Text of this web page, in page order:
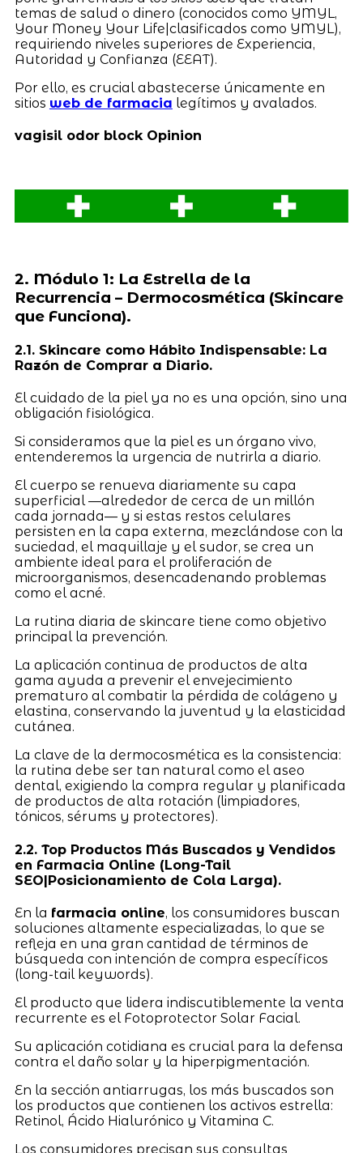
temas de salud o dinero (conocidos como YMYL,
Your Money Your Life|clasificados como YMYL),
requiriendo niveles superiores de Experiencia,
Autoridad y Confianza (EEAT).
Por ello, es crucial abastecerse únicamente en
sitios web de farmacia legítimos y avalados.
vagisil odor block Opinion
2. Módulo 1: La Estrella de la
Recurrencia – Dermocosmética (Skincare
que Funciona).
2.1. Skincare como Hábito Indispensable: La
Razón de Comprar a Diario.
El cuidado de la piel ya no es una opción, sino una
obligación fisiológica.
Si consideramos que la piel es un órgano vivo,
entenderemos la urgencia de nutrirla a diario.
El cuerpo se renueva diariamente su capa
superficial —alrededor de cerca de un millón
cada jornada— y si estas restos celulares
persisten en la capa externa, mezclándose con la
suciedad, el maquillaje y el sudor, se crea un
ambiente ideal para el proliferación de
microorganismos, desencadenando problemas
como el acné.
La rutina diaria de skincare tiene como objetivo
principal la prevención.
La aplicación continua de productos de alta
gama ayuda a prevenir el envejecimiento
prematuro al combatir la pérdida de colágeno y
elastina, conservando la juventud y la elasticidad
cutánea.
La clave de la dermocosmética es la consistencia:
la rutina debe ser tan natural como el aseo
dental, exigiendo la compra regular y planificada
de productos de alta rotación (limpiadores,
tónicos, sérums y protectores).
2.2. Top Productos Más Buscados y Vendidos
en Farmacia Online (Long-Tail
SEO|Posicionamiento de Cola Larga).
En la farmacia online, los consumidores buscan
soluciones altamente especializadas, lo que se
refleja en una gran cantidad de términos de
búsqueda con intención de compra específicos
(long-tail keywords).
El producto que lidera indiscutiblemente la venta
recurrente es el Fotoprotector Solar Facial.
Su aplicación cotidiana es crucial para la defensa
contra el daño solar y la hiperpigmentación.
En la sección antiarrugas, los más buscados son
los productos que contienen los activos estrella:
Retinol, Ácido Hialurónico y Vitamina C.
Los consumidores precisan sus consultas